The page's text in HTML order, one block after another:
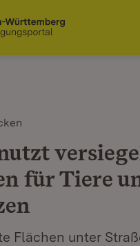
springen
für Tiere
Flächen unter